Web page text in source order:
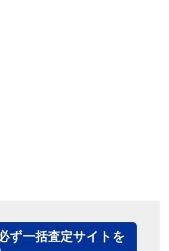
ず一括査定サイトを